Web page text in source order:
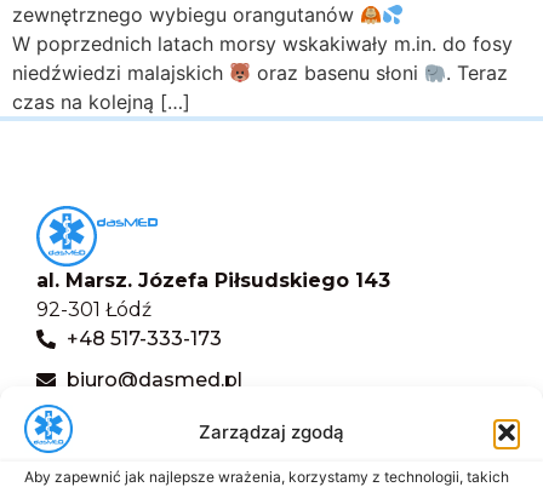
Zarządzaj zgodą
Aby zapewnić jak najlepsze wrażenia, korzystamy z technologii, takich
zewnętrznego wybiegu orangutanów
W poprzednich latach morsy wskakiwały m.in. do fosy
niedźwiedzi malajskich
oraz basenu słoni
. Teraz
czas na kolejną […]
al. Marsz. Józefa Piłsudskiego 143
92-301 Łódź
+48 517-333-173
biuro@dasmed.pl
Menu